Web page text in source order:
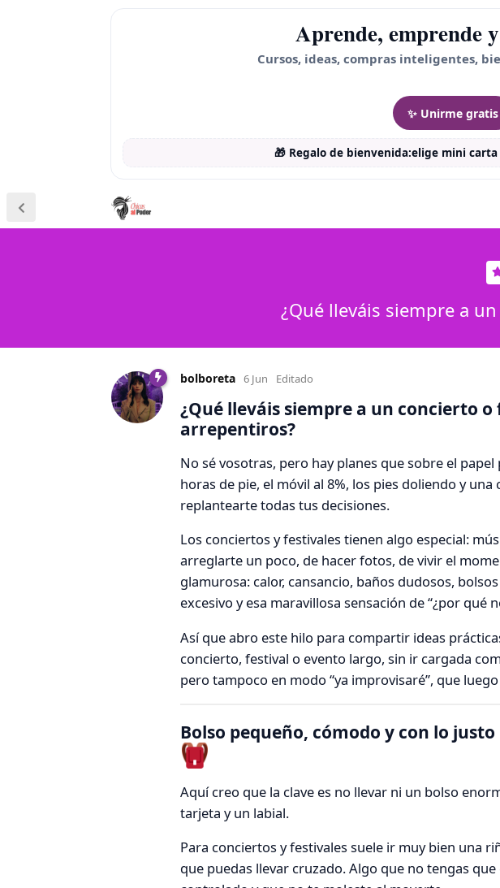
Aprende, emprende
Cursos, ideas, compras inteligentes,
✨ Unirme gratis
🎁 Regalo de bienvenida:elige mini
¿Qué lleváis siempre a
bolboreta 6 Jun Editado
¿Qué lleváis siempre a un concierto
arrepentiros?
No sé vosotras, pero hay planes que sobre el
horas de pie, el móvil al 8%, los pies doliendo y
replantearte todas tus decisiones.
Los conciertos y festivales tienen algo especial:
arreglarte un poco, de hacer fotos, de vivir el
glamurosa: calor, cansancio, baños dudosos,
excesivo y esa maravillosa sensación de “¿por
Así que abro este hilo para compartir ideas
concierto, festival o evento largo, sin ir cargada
pero tampoco en modo “ya improvisaré”, que
Bolso pequeño, cómodo y con lo justo
Aquí creo que la clave es no llevar ni un bolso
tarjeta y un labial.
Para conciertos y festivales suele ir muy bien una
que puedas llevar cruzado. Algo que no tengas